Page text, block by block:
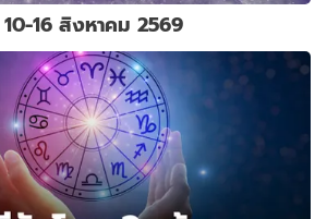
16 สิงหาคม 2569